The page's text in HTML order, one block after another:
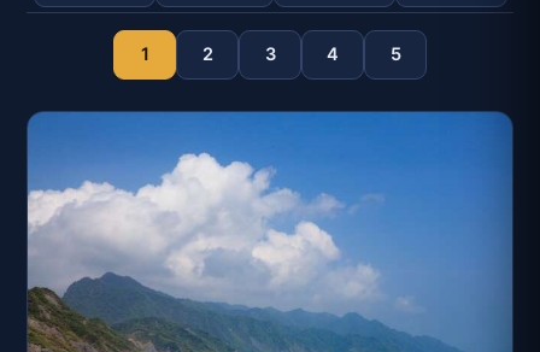
1 2 3 4 5